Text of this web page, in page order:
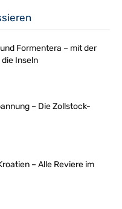
Formentera – mit der
Inseln
– Die Zollstock-
– Alle Reviere im